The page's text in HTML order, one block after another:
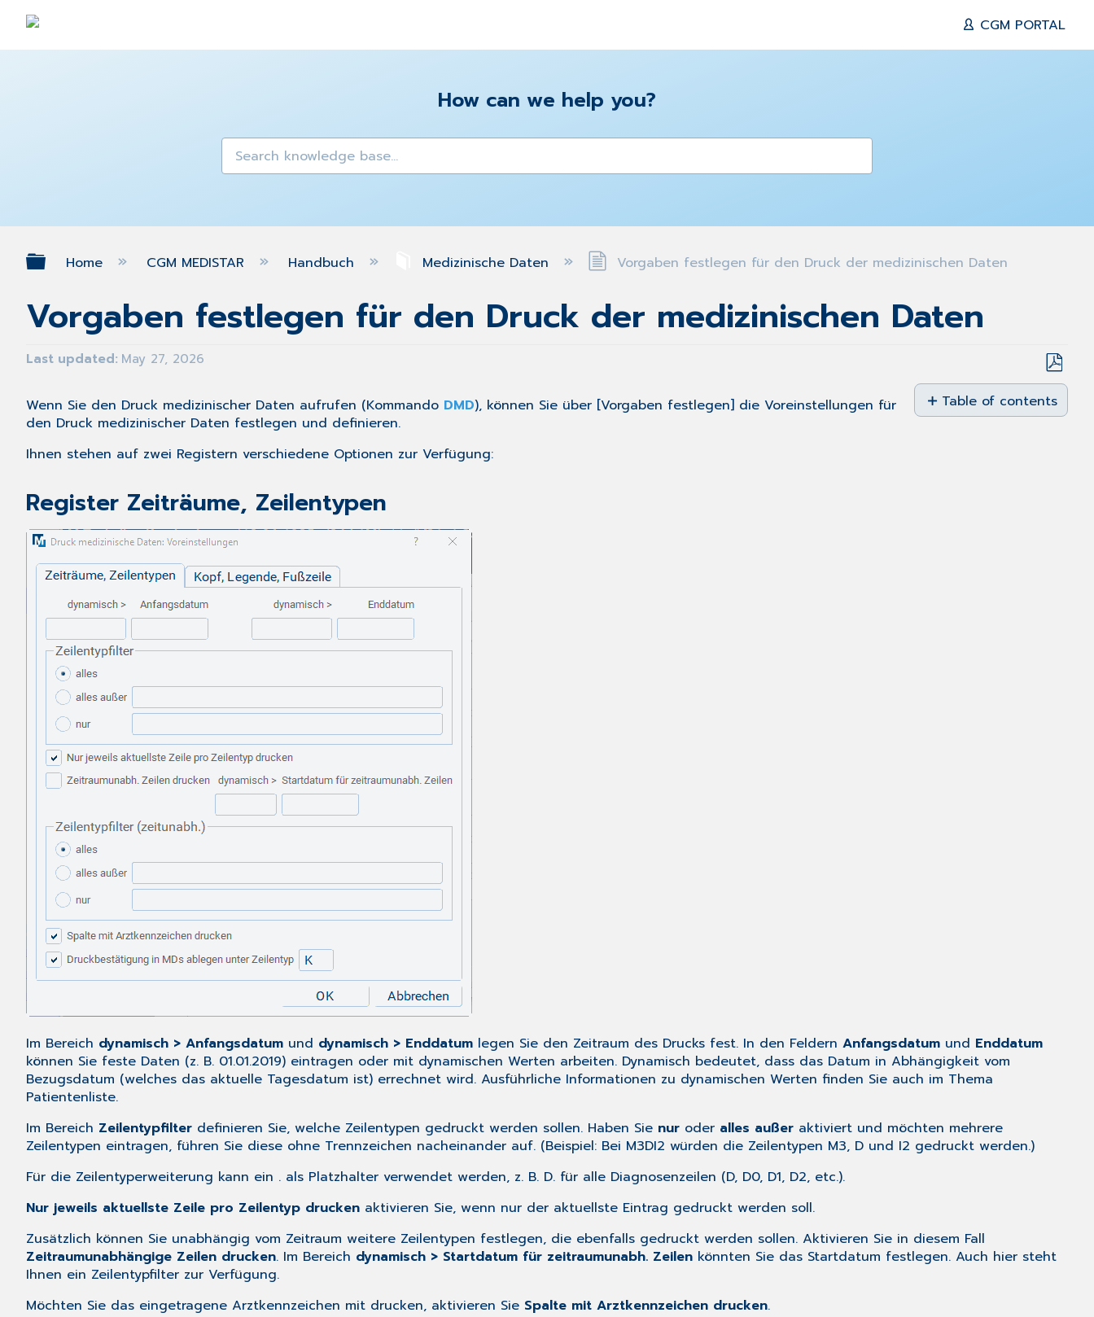
CGM PORTAL
How can we help you?
Expand/collapse global hierarchy
Home CGM MEDISTAR Handbuch Medizinische Daten Vorgaben festlegen für den Druck der medizinischen Daten
Vorgaben festlegen für den Druck der medizinischen Daten
Last updated May 27, 2026
Save
as
PDF
Table of contents
Wenn Sie den Druck medizinischer Daten aufrufen (Kommando DMD), können Sie über [Vorgaben festlegen] die Voreinstellungen für
den Druck medizinischer Daten festlegen und definieren.
Ihnen stehen auf zwei Registern verschiedene Optionen zur Verfügung:
Register Zeiträume, Zeilentypen
Im Bereich dynamisch > Anfangsdatum und dynamisch > Enddatum legen Sie den Zeitraum des Drucks fest. In den Feldern Anfangsdatum und Enddatum
können Sie feste Daten (z. B. 01.01.2019) eintragen oder mit dynamischen Werten arbeiten. Dynamisch bedeutet, dass das Datum in Abhängigkeit vom
Bezugsdatum (welches das aktuelle Tagesdatum ist) errechnet wird. Ausführliche Informationen zu dynamischen Werten finden Sie auch im Thema
Patientenliste.
Im Bereich Zeilentypfilter definieren Sie, welche Zeilentypen gedruckt werden sollen. Haben Sie nur oder alles außer aktiviert und möchten mehrere
Zeilentypen eintragen, führen Sie diese ohne Trennzeichen nacheinander auf. (Beispiel: Bei M3DI2 würden die Zeilentypen M3, D und I2 gedruckt werden.)
Für die Zeilentyperweiterung kann ein . als Platzhalter verwendet werden, z. B. D. für alle Diagnosenzeilen (D, D0, D1, D2, etc.).
Nur jeweils aktuellste Zeile pro Zeilentyp drucken aktivieren Sie, wenn nur der aktuellste Eintrag gedruckt werden soll.
Zusätzlich können Sie unabhängig vom Zeitraum weitere Zeilentypen festlegen, die ebenfalls gedruckt werden sollen. Aktivieren Sie in diesem Fall
Zeitraumunabhängige Zeilen drucken. Im Bereich dynamisch > Startdatum für zeitraumunabh. Zeilen könnten Sie das Startdatum festlegen. Auch hier steht
Ihnen ein Zeilentypfilter zur Verfügung.
Möchten Sie das eingetragene Arztkennzeichen mit drucken, aktivieren Sie Spalte mit Arztkennzeichen drucken.